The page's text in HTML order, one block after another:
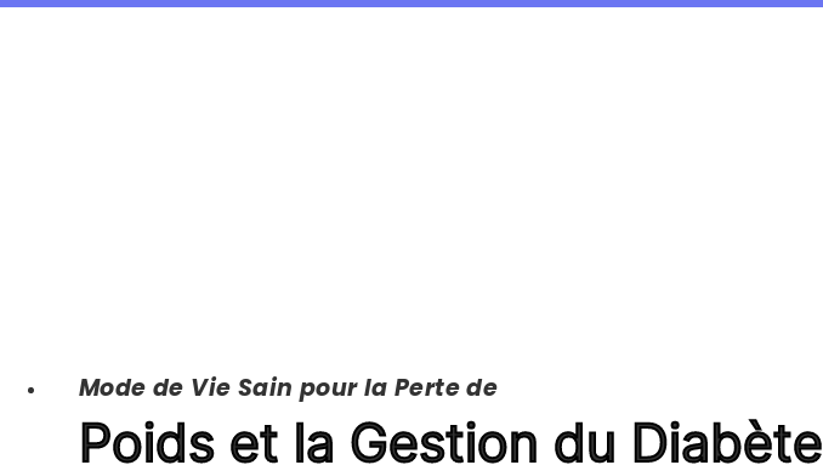
Mode de Vie Sain pour la Perte de
Poids et la Gestion du Diabète